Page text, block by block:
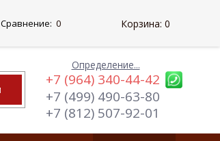
Определение...
+7 (964) 340-44-42
+7 (499) 490-63-80
+7 (812) 507-92-01
Сравнение: 0 Корзина: 0